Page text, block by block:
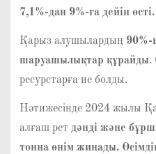
7,1%-дан 9%-ға дейін өсті.
Қарыз алушылардың 90%-
шаруашылықтар құрайды.
ресурстарға ие болды.
Нәтижесінде 2024 жылы
алғаш рет дәнді және
тонна өнім жинады.